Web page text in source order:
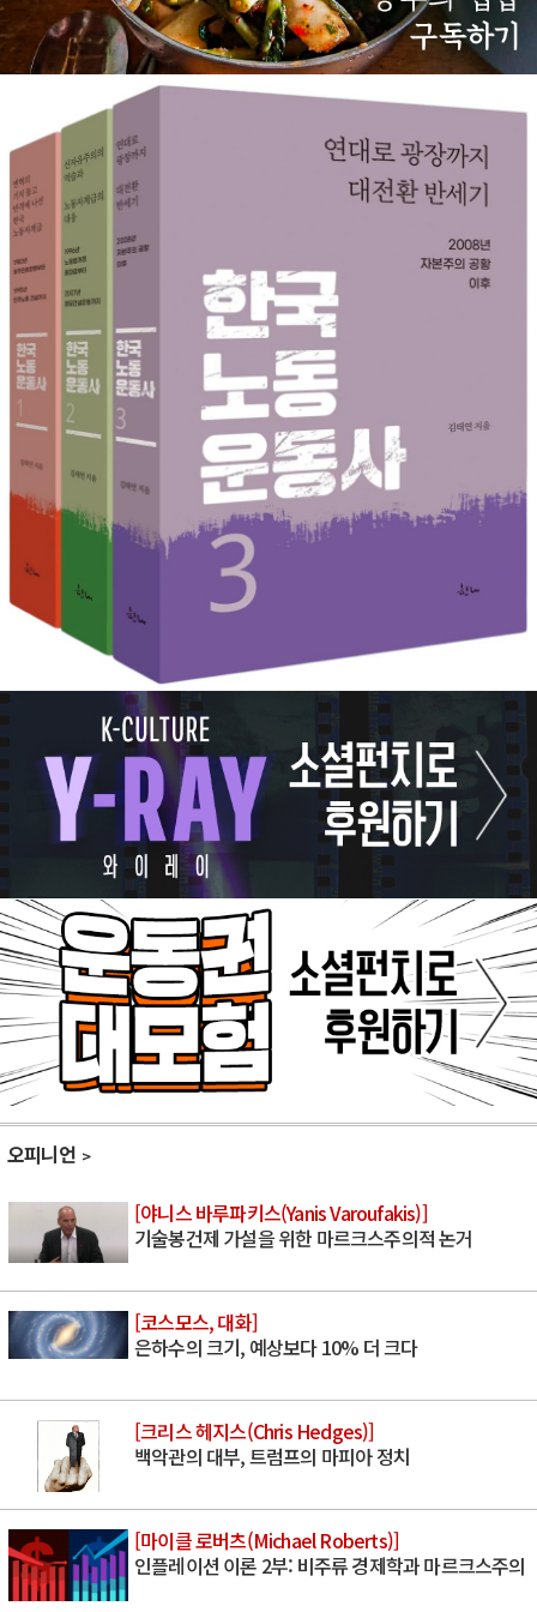
오피니언
[야니스 바루파키스(Yanis Varoufakis)]
기술봉건제 가설을 위한 마르크스주의적 논거
[코스모스, 대화]
은하수의 크기, 예상보다 10% 더 크다
[크리스 헤지스(Chris Hedges)]
백악관의 대부, 트럼프의 마피아 정치
[마이클 로버츠(Michael Roberts)]
인플레이션 이론 2부: 비주류 경제학과 마르크스주의